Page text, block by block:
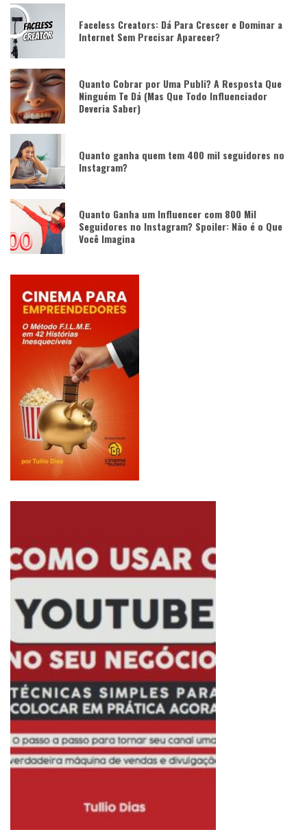
Faceless Creators: Dá Para Crescer e Dominar a
Internet Sem Precisar Aparecer?
Quanto Cobrar por Uma Publi? A Resposta Que
Ninguém Te Dá (Mas Que Todo Influenciador
Deveria Saber)
Quanto ganha quem tem 400 mil seguidores no
Instagram?
Quanto Ganha um Influencer com 800 Mil
Seguidores no Instagram? Spoiler: Não é o Que
Você Imagina